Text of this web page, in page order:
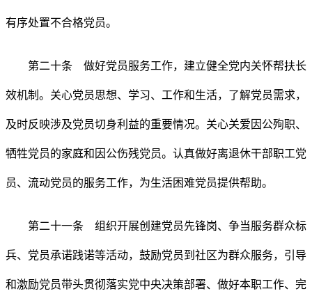
有序处置不合格党员。
第二十条 做好党员服务工作，建立健全党内关怀帮扶长
效机制。关心党员思想、学习、工作和生活，了解党员需求，
及时反映涉及党员切身利益的重要情况。关心关爱因公殉职、
牺牲党员的家庭和因公伤残党员。认真做好离退休干部职工党
员、流动党员的服务工作，为生活困难党员提供帮助。
第二十一条 组织开展创建党员先锋岗、争当服务群众标
兵、党员承诺践诺等活动，鼓励党员到社区为群众服务，引导
和激励党员带头贯彻落实党中央决策部署、做好本职工作、完